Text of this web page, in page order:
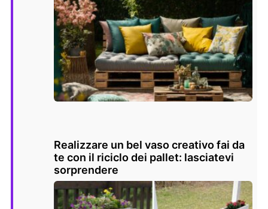
Realizzare un bel vaso creativo fai da
te con il riciclo dei pallet: lasciatevi
sorprendere